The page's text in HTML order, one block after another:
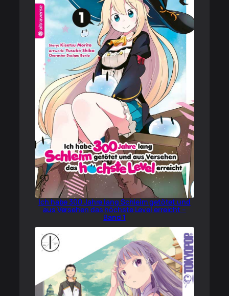
Ich habe 300 Jahre lang Schleim getötet und
aus Versehen das höchste Level erreicht –
Band 1